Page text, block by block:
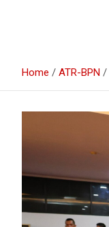
Home ATR-BPN